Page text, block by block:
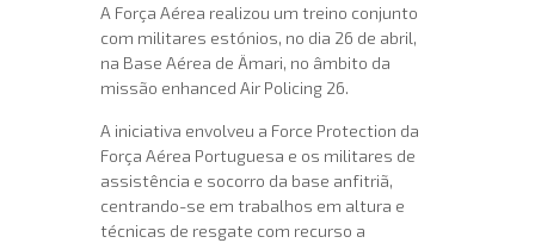
A Força Aérea realizou um treino conjunto
com militares estónios, no dia 26 de abril,
na Base Aérea de Ämari, no âmbito da
missão enhanced Air Policing 26.
A iniciativa envolveu a Force Protection da
Força Aérea Portuguesa e os militares de
assistência e socorro da base anfitriã,
centrando-se em trabalhos em altura e
técnicas de resgate com recurso a